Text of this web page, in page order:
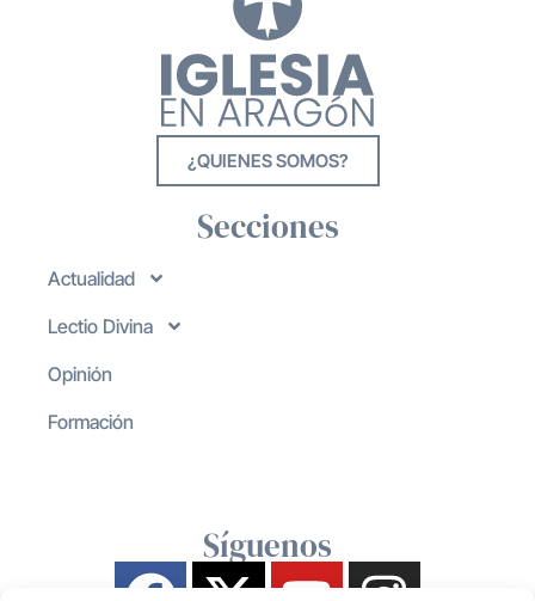
¿QUIENES SOMOS?
Secciones
Actualidad
Lectio Divina
Opinión
Formación
Síguenos